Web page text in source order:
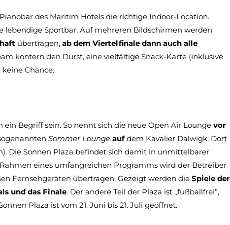
des Maritim Hotels die richtige Indoor-Location.
lebendige Sportbar. Auf mehreren Bildschirmen werden
übertragen, ab dem Viertelfinale dann auch alle
kontern den Durst, eine vielfältige Snack-Karte (inklusive
Chance.
Begriff sein. So nennt sich die neue Open Air Lounge vor
Sommer Lounge aufdem Kavalier Dalwigk. Dort
Die Sonnen Plaza befindet sich damit in unmittelbarer
eines umfangreichen Programms wird der Betreiber
Fernsehgeräten übertragen. Gezeigt werden die Spiele der
und das Finale. Der andere Teil der Plaza ist „fußballfrei“,
Plaza ist vom 21. Juni bis 21. Juli geöffnet.